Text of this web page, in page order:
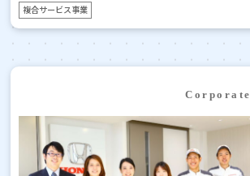
複合サービス事業